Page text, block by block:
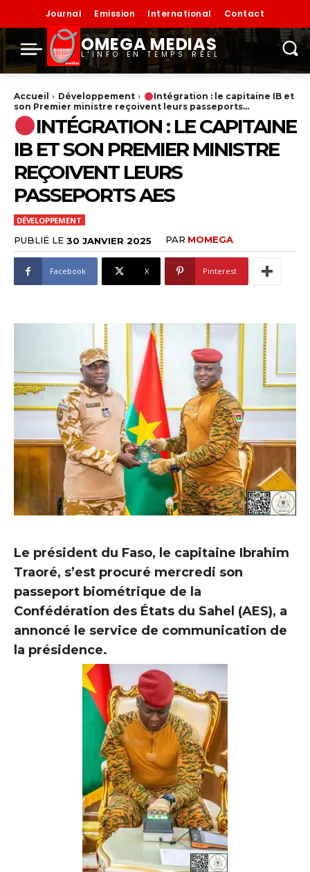
Journal Emission International Contact
OMEGA MEDIAS
L'INFO EN TEMPS RÉEL
Accueil Développement
Intégration : le capitaine IB et
son Premier ministre reçoivent leurs passeports...
INTÉGRATION : LE CAPITAINE
IB ET SON PREMIER MINISTRE
REÇOIVENT LEURS
PASSEPORTS AES
DÉVELOPPEMENT
PUBLIÉ LE 30 JANVIER 2025 PAR MOMEGA
Facebook X Pinterest
Le président du Faso, le capitaine Ibrahim
Traoré, s’est procuré mercredi son
passeport biométrique de la
Confédération des États du Sahel (AES), a
annoncé le service de communication de
la présidence.